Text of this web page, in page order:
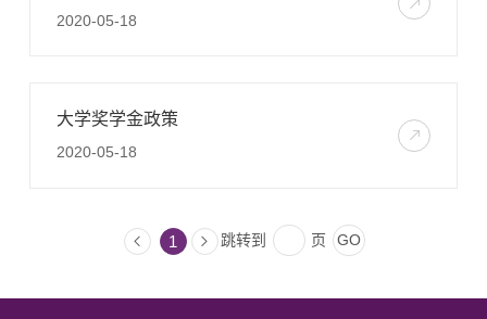
2020-05-18
大学奖学金政策
2020-05-18
1 跳转到 页